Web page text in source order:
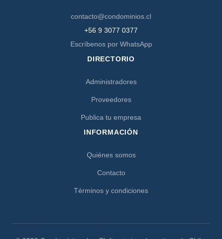
contacto@condominios.cl
+56 9 3077 0377
Escríbenos por WhatsApp
DIRECTORIO
Administradores
Proveedores
Publica tu empresa
INFORMACIÓN
Quiénes somos
Contacto
Términos y condiciones